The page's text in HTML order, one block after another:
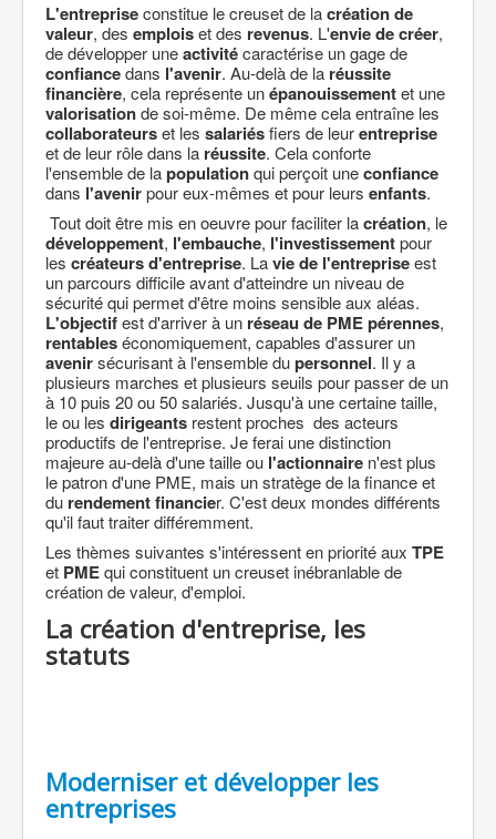
L'entrepriseconstitue le creuset de lacréation de
valeur, des emploiset des revenus. L'envie de créer,
de développer uneactivitécaractérise un gage de
confiancedans l'avenir. Au-delà de la réussite
financière, cela représente unépanouissementet une
valorisationde soi-même. De même cela entraîne les
collaborateurset les salariésfiers de leurentreprise
et de leur rôle dans la réussite. Cela conforte
l'ensemble de lapopulationqui perçoit uneconfiance
dans l'avenirpour eux-mêmes et pour leurs enfants.
Tout doit être mis en oeuvre pour faciliter lacréation, le
développement, l'embauche, l'investissementpour
les créateurs d'entreprise. Lavie de l'entrepriseest
un parcours difficile avant d'atteindre un niveau de
sécurité qui permet d'être moins sensible aux aléas.
L'objectifest d'arriver à un réseau de PMEpérennes,
rentableséconomiquement, capables d'assurer un
avenirsécurisant à l'ensemble dupersonnel. Il y a
plusieurs marches et plusieurs seuils pour passer de un
à 10 puis 20 ou 50 salariés. Jusqu'à une certaine taille,
le ou les dirigeants restent proches des acteurs
productifs de l'entreprise. Je ferai une distinction
majeure au-delà d'une taille ou l'actionnaire n'est plus
le patron d'une PME, mais un stratège de la finance et
du rendement financier. C'est deux mondes différents
qu'il faut traiter différemment.
Les thèmes suivantes s'intéressent en priorité aux TPE
et PMEqui constituent un creuset inébranlable de
création de valeur, d'emploi.
La création d'entreprise, les
statuts
Moderniser et développer les
entreprises